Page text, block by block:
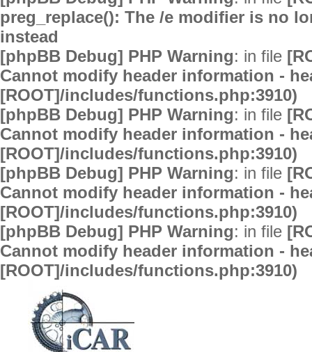
preg_replace(): The /e modifier is no
instead
[phpBB Debug] PHP Warning: in file
Cannot modify header information -
[ROOT]/includes/functions.php:3910)
[phpBB Debug] PHP Warning: in file
Cannot modify header information -
[ROOT]/includes/functions.php:3910)
[phpBB Debug] PHP Warning: in file
Cannot modify header information -
[ROOT]/includes/functions.php:3910)
[phpBB Debug] PHP Warning: in file
Cannot modify header information -
[ROOT]/includes/functions.php:3910)